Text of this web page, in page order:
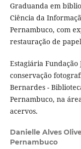
Graduanda em
Ciência da
Pernambuco, com
restauração de
Estagiária
conservação
Bernardes -
Pernambuco, na
acervos.
Danielle Alves
Pernambuco